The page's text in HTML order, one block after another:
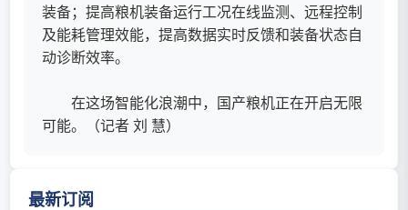
装备；提高粮机装备运行工况在线监测、远程控制
及能耗管理效能，提高数据实时反馈和装备状态自
动诊断效率。
在这场智能化浪潮中，国产粮机正在开启无限
可能。（记者 刘 慧）
最新订阅